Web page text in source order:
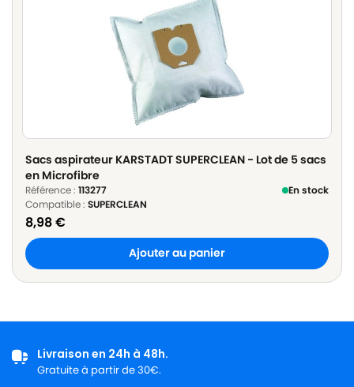
Sacs aspirateur KARSTADT SUPERCLEAN - Lot de 5 sacs
en Microfibre
Référence : 113277
En stock
Compatible : SUPERCLEAN
8,98€
Ajouter au panier
Livraison en 24h à 48h.
Gratuite à partir de 30€.